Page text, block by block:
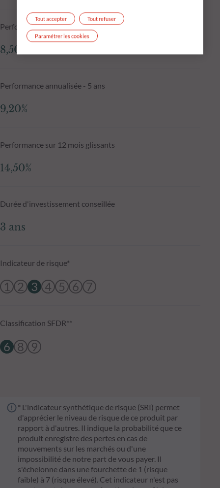
Performance annualisée - 10 ans
8,50%
Performance annualisée - 5 ans
9,20%
Performance sur 12 mois glissants
14,50%
Durée d'investissement conseillée
3 ans
Indicateur de risque*
1 2 3 4 5 6 7
Classification SFDR**
6 8 9
* L'indicateur synthétique de risque (SRI) permet
d'apprécier le niveau de risque de ce produit par
rapport à d'autres. Il indique la probabilité que ce
produit enregistre des pertes en cas de
mouvements sur les marchés ou d'une
impossibilité de notre part de vous payer. Il
s'échelonne dans une fourchette de 1 (risque
faible) à 7 (risque élevé). Cet indicateur n'est pas
Tout refuser
Tout accepter
Paramétrer les cookies